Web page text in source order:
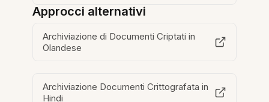
Approcci alternativi
Archiviazione di Documenti Criptati in
Olandese
Archiviazione Documenti Crittografata in
Hindi